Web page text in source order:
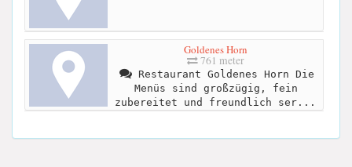
Goldenes Horn
761 meter
Restaurant Goldenes Horn Die
Menüs sind großzügig, fein
zubereitet und freundlich ser...